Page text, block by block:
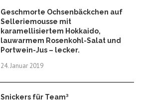
Geschmorte Ochsenbäckchen auf
Selleriemousse mit
karamellisiertem Hokkaido,
lauwarmem Rosenkohl-Salat und
Portwein-Jus – lecker.
24. Januar 2019
Snickers für Team³